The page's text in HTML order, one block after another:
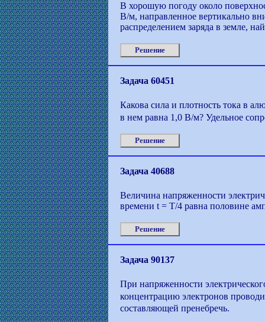
В хорошую погоду около
В/м, направленное вертикально
распределением заряда в земле,
Решение
Задача 60451
Какова сила и плотность тока в
в нем равна 1,0 В/м? Удельное
Решение
Задача 40688
Величина напряженности
времени t = T/4 равна половине
Решение
Задача 90137
При напряженности
концентрацию электронов
составляющей пренебречь.